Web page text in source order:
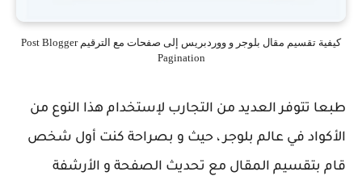
كيفية تقسيم مقال بلوجر و ووردبريس إلى صفحات مع الترقيم Post Blogger
Pagination
طبعا تتوفر العديد من التجارب لإستخدام هذا النوع من
الأكواد في عالم بلوجر ، حيث و بصراحة كنت أول شخص
قام بتقسيم المقال مع تحديث الصفحة و الأرشفة